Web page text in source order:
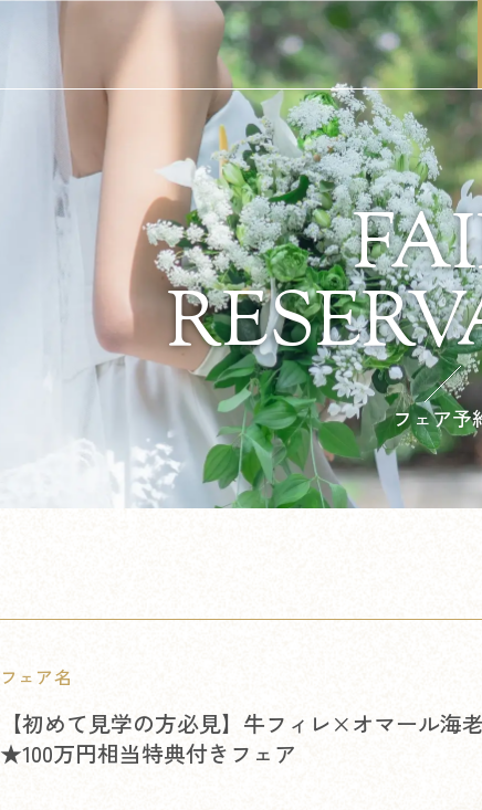
フェア予
フェア名
【初めて見学の方必見】牛フィレ×オマール海
★100万円相当特典付きフェア